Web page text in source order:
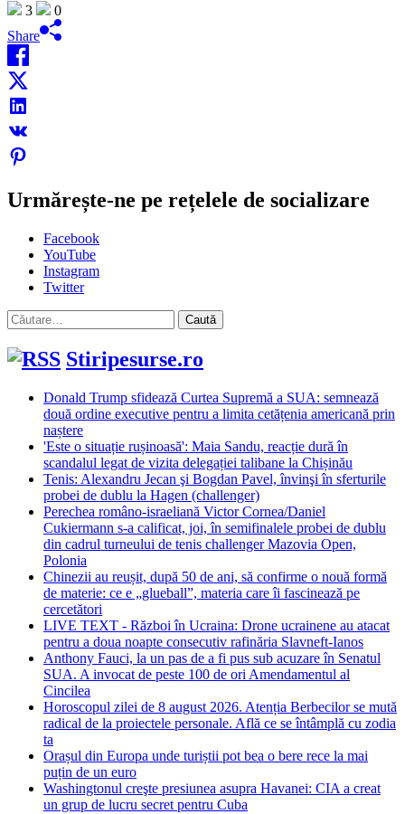
3
0
Share
Urmărește-ne pe rețelele de socializare
Facebook
YouTube
Instagram
Twitter
Caută
după:
Stiripesurse.ro
Donald Trump sfidează Curtea Supremă a SUA: semnează
două ordine executive pentru a limita cetățenia americană prin
naștere
'Este o situație rușinoasă': Maia Sandu, reacție dură în
scandalul legat de vizita delegației talibane la Chișinău
Tenis: Alexandru Jecan şi Bogdan Pavel, învinşi în sferturile
probei de dublu la Hagen (challenger)
Perechea româno-israeliană Victor Cornea/Daniel
Cukiermann s-a calificat, joi, în semifinalele probei de dublu
din cadrul turneului de tenis challenger Mazovia Open,
Polonia
Chinezii au reușit, după 50 de ani, să confirme o nouă formă
de materie: ce e „glueball”, materia care îi fascinează pe
cercetători
LIVE TEXT - Război în Ucraina: Drone ucrainene au atacat
pentru a doua noapte consecutiv rafinăria Slavneft-Ianos
Anthony Fauci, la un pas de a fi pus sub acuzare în Senatul
SUA. A invocat de peste 100 de ori Amendamentul al
Cincilea
Horoscopul zilei de 8 august 2026. Atenția Berbecilor se mută
radical de la proiectele personale. Află ce se întâmplă cu zodia
ta
Orașul din Europa unde turiștii pot bea o bere rece la mai
puțin de un euro
Washingtonul creşte presiunea asupra Havanei: CIA a creat
un grup de lucru secret pentru Cuba